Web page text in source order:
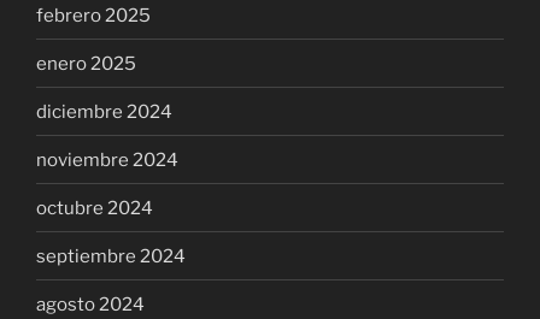
febrero 2025
enero 2025
diciembre 2024
noviembre 2024
octubre 2024
septiembre 2024
agosto 2024